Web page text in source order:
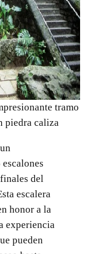
tramo
piedra caliza
del
escalera
honor a la
experiencia
pueden